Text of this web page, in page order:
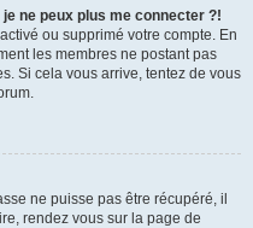
ne peux plus me connecter ?!
ou supprimé votre compte. En
les membres ne postant pas
Si cela vous arrive, tentez de vous
ne puisse pas être récupéré, il
rendez vous sur la page de